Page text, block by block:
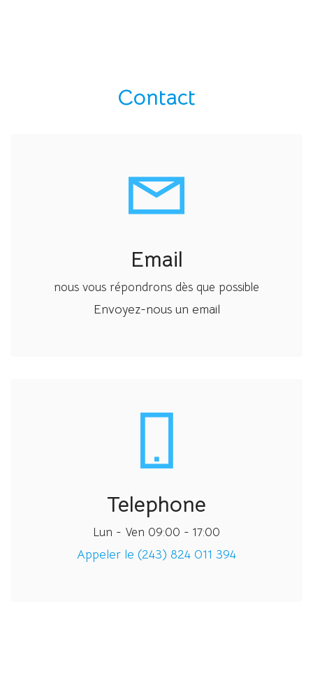
Contact
Email
nous vous répondrons dès que possible
Envoyez-nous un email
Telephone
Lun - Ven 09:00 - 17:00
Appeler le (243) 824 011 394